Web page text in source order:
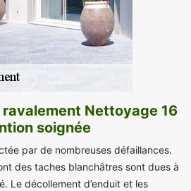
Nettoyage 16
soignée
par de nombreuses défaillances.
des taches blanchâtres sont dues à
Le décollement d’enduit et les